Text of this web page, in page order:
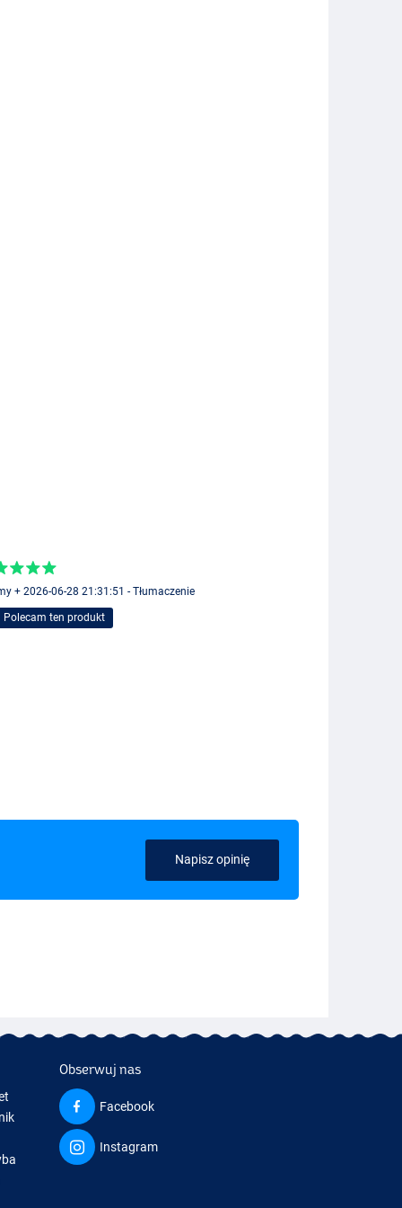
+ 2026-06-28 21:31:51 - Tłumaczenie
Polecam ten produkt
Napisz opinię
Obserwuj nas
Facebook
Instagram